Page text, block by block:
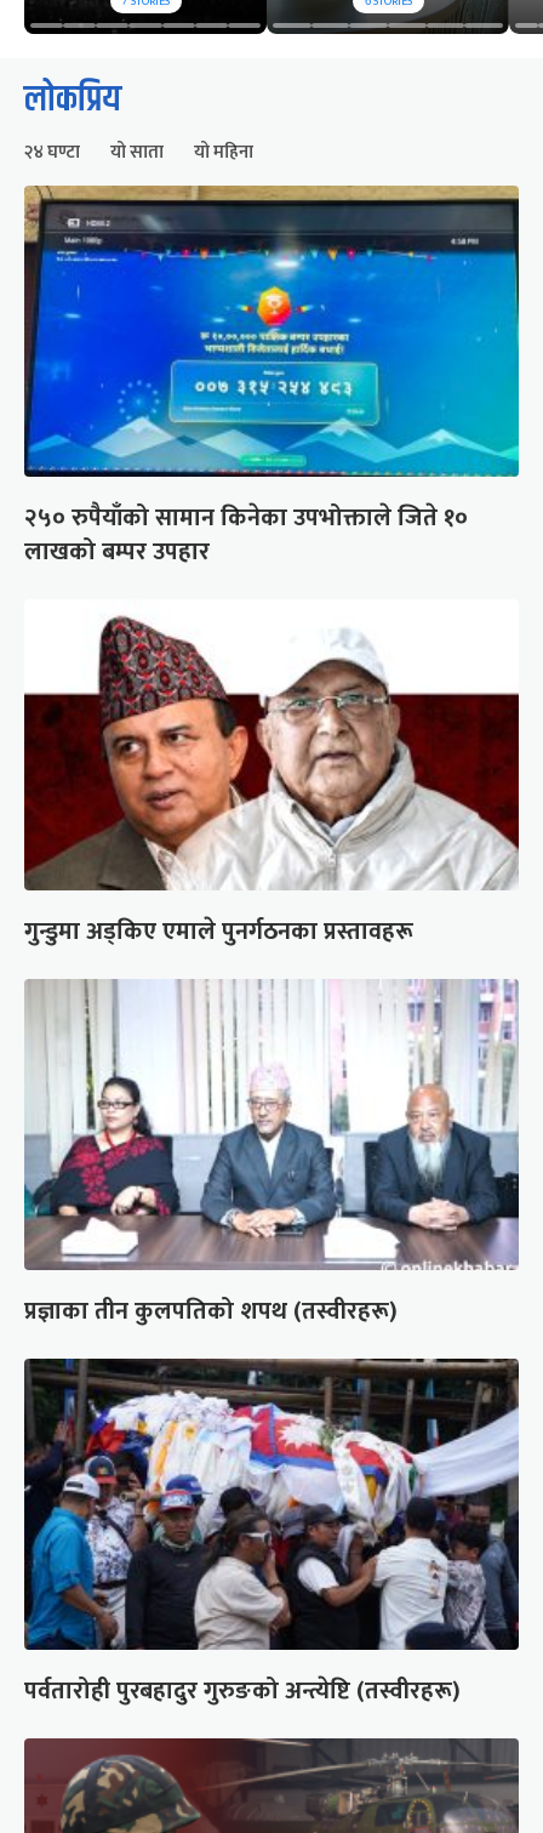
लोकप्रिय
२४ घण्टा यो साता यो महिना
२५० रुपैयाँको सामान किनेका उपभोक्ताले जिते १०
लाखको बम्पर उपहार
गुन्डुमा अड्किए एमाले पुनर्गठनका प्रस्तावहरू
प्रज्ञाका तीन कुलपतिको शपथ (तस्वीरहरू)
पर्वतारोही पुरबहादुर गुरुङको अन्त्येष्टि (तस्वीरहरू)